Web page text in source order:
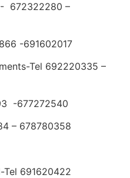
672322280 –
-691602017
Tel 692220335 –
-677272540
– 678780358
691620422